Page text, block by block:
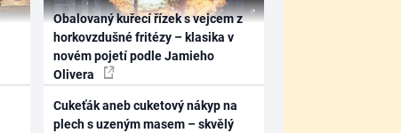
Obalovaný kuřecí řízek s vejcem z
horkovzdušné fritézy – klasika v
novém pojetí podle Jamieho
Olivera
Cukeťák aneb cuketový nákyp na
plech s uzeným masem – skvělý